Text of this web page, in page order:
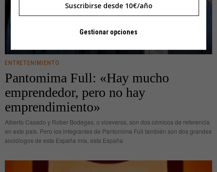
ENTRETENIMIENTO
Pantomima Full: «Hay mucho
emprendedor, pero no hay
emprendimiento»
Alberto Casado y Rober Bodegas, o viceversa, son dos cómicos de referencia
en este país. Pero los integrantes de Pantomima Full también son dos grandes
sociólogos de esta España mía, esta España
Suscribirse desde 10€/año
Gestionar opciones